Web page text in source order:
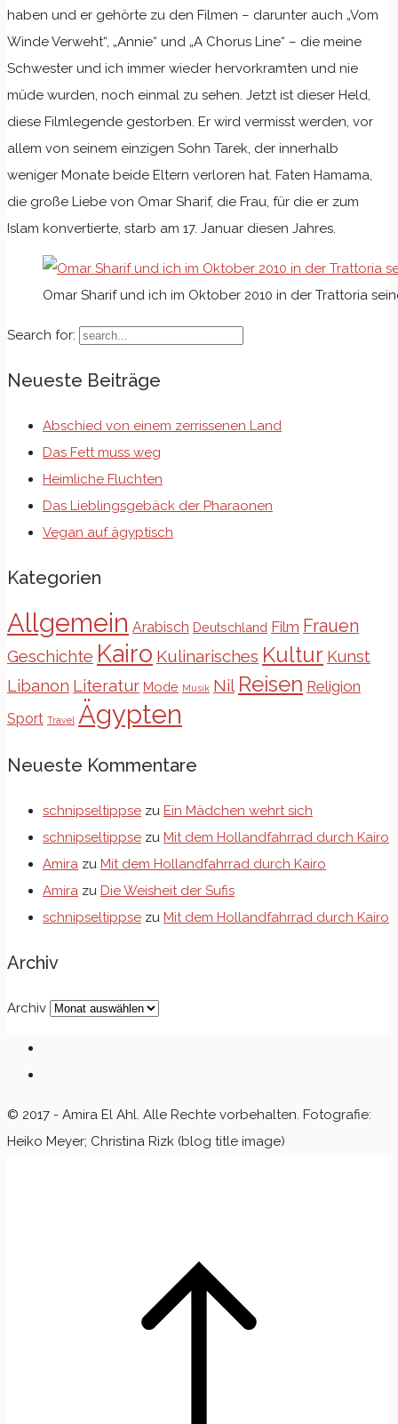
haben und er gehörte zu den Filmen – darunter auch „Vom
Winde Verweht“, „Annie“ und „A Chorus Line“ – die meine
Schwester und ich immer wieder hervorkramten und nie
müde wurden, noch einmal zu sehen. Jetzt ist dieser Held,
diese Filmlegende gestorben. Er wird vermisst werden, vor
allem von seinem einzigen Sohn Tarek, der innerhalb
weniger Monate beide Eltern verloren hat. Faten Hamama,
die große Liebe von Omar Sharif, die Frau, für die er zum
Islam konvertierte, starb am 17. Januar diesen Jahres.
Omar Sharif und ich im Oktober 2010 in der Trattoria
Search for:
Neueste Beiträge
Abschied von einem zerrissenen Land
Das Fett muss weg
Heimliche Fluchten
Das Lieblingsgebäck der Pharaonen
Vegan auf ägyptisch
Kategorien
Allgemein Arabisch Deutschland Film Frauen
Geschichte Kairo Kulinarisches Kultur Kunst
Libanon Literatur Mode Musik Nil Reisen Religion
Sport Travel Ägypten
Neueste Kommentare
schnipseltippse zu Ein Mädchen wehrt sich
schnipseltippse zu Mit dem Hollandfahrrad durch Kairo
Amira zu Mit dem Hollandfahrrad durch Kairo
Amira zu Die Weisheit der Sufis
schnipseltippse zu Mit dem Hollandfahrrad durch Kairo
Archiv
Archiv
© 2017 - Amira El Ahl. Alle Rechte vorbehalten. Fotografie:
Heiko Meyer; Christina Rizk (blog title image)